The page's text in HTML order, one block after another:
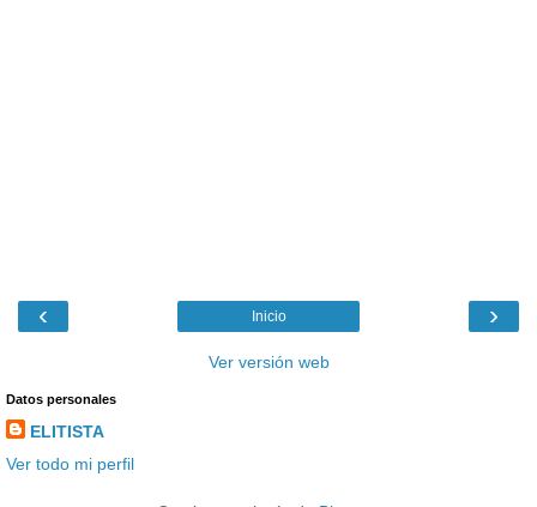
‹ ›
Inicio
Ver versión web
Datos personales
ELITISTA
Ver todo mi perfil